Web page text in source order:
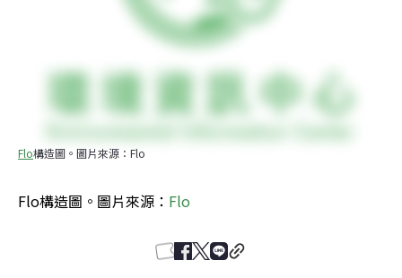
Flo構造圖。圖片來源：Flo
Flo構造圖。圖片來源： Flo